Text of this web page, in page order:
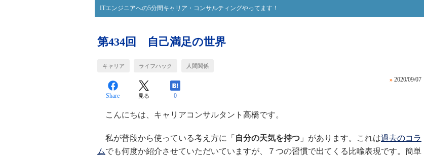
ITエンジニアへの5分間キャリア・コンサルティングやってます！
第434回 自己満足の世界
キャリア ライフハック 人間関係
» 2020/09/07
Share 見る 0
こんにちは、キャリアコンサルタント高橋です。
私が普段から使っている考え方に「 自分の天気を持つ 」があります。これは過去のコラ
ムでも何度か紹介させていただいていますが、７つの習慣で出てくる比喩表現です。簡単